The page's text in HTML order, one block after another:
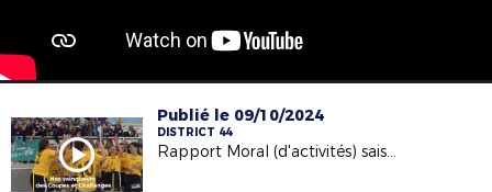
Publié le 09/10/2024
DISTRICT 44
Rapport Moral (d'activités) saison 2023/2024